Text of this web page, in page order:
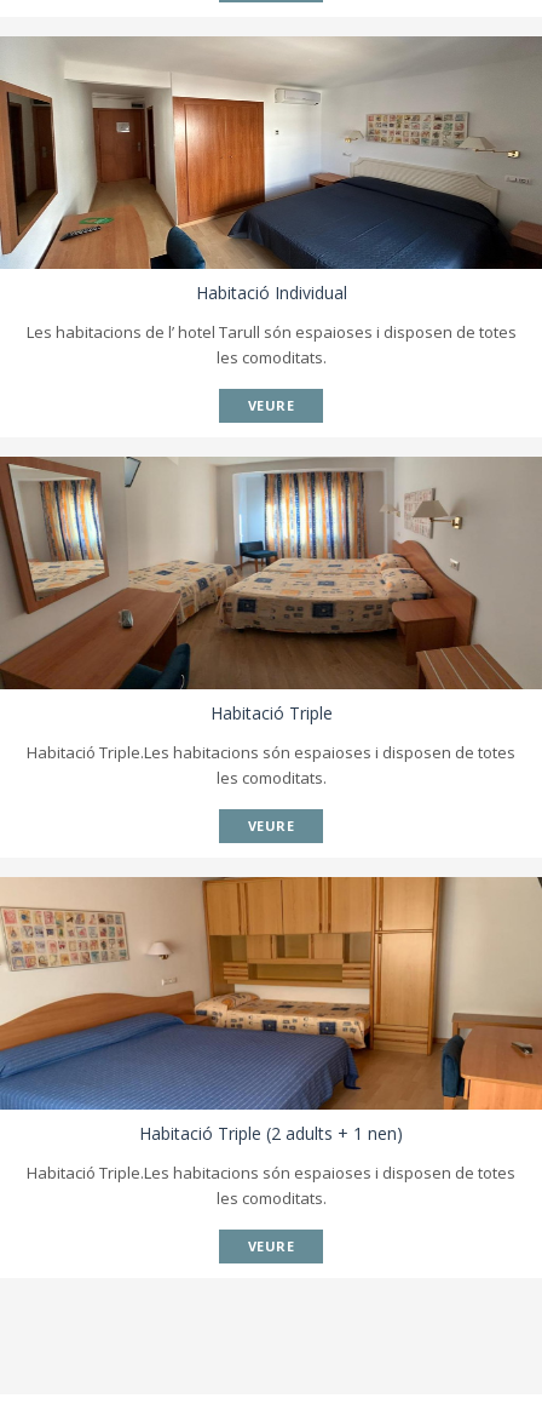
Habitació Individual
Les habitacions de l’ hotel Tarull són espaioses i disposen de totes
les comoditats.
VEURE
Habitació Triple
Habitació Triple.Les habitacions són espaioses i disposen de totes
les comoditats.
VEURE
Habitació Triple (2 adults + 1 nen)
Habitació Triple.Les habitacions són espaioses i disposen de totes
les comoditats.
VEURE